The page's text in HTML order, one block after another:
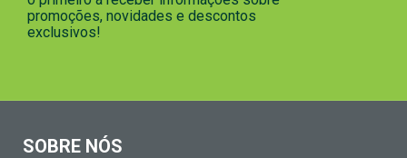
promoções, novidades e descontos
exclusivos!
SOBRE NÓS